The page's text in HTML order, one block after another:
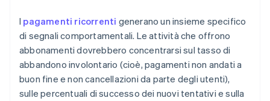
I pagamenti ricorrenti generano un insieme specifico
di segnali comportamentali. Le attività che offrono
abbonamenti dovrebbero concentrarsi sul tasso di
abbandono involontario (cioè, pagamenti non andati a
buon fine e non cancellazioni da parte degli utenti),
sulle percentuali di successo dei nuovi tentativi e sulla